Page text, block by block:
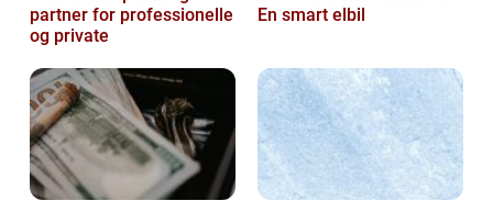
partner for professionelle
og private
En smart elbil